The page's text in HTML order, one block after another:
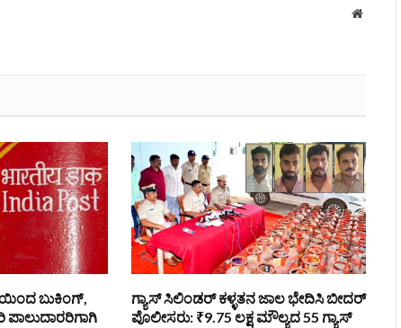
Website
ಬುಕಿಂಗ್,
ಗ್ಯಾಸ್ ಸಿಲಿಂಡರ್‌ ಕಳ್ಳತನ ಜಾಲ ಭೇದಿಸಿ ಬೀದರ್
ಪೊಲೀಸರು: ₹9.75 ಲಕ್ಷ ಮೌಲ್ಯದ 55 ಗ್ಯಾಸ್